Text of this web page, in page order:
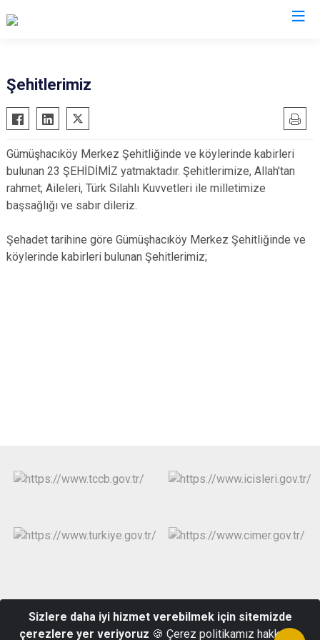
Göynücek
Gümüşhacıköy
Hamamözü
Merzifon
Suluova
Şehitlerimiz
Gümüşhacıköy Merkez Şehitliğinde ve köylerinde kabirleri
bulunan 23 ŞEHİDİMİZ yatmaktadır. Şehitlerimize, Allah'tan
rahmet; Aileleri, Türk Silahlı Kuvvetleri ile milletimize
başsağlığı ve sabır dileriz.
Şehadet tarihine göre Gümüşhacıköy Merkez Şehitliğinde ve
köylerinde kabirleri bulunan Şehitlerimiz;
Gümüşhacıköy/Amasya
Sizlere daha iyi hizmet verebilmek için sitemizde
çerezlere yer veriyoruz 🍪 Çerez politikamız hakkında